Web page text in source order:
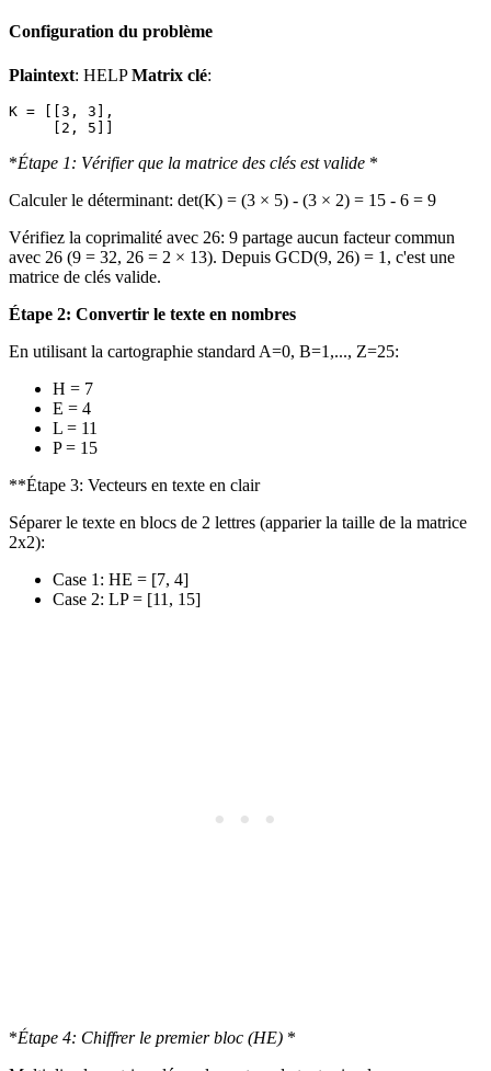
Configuration du problème
Plaintext: HELPMatrix clé:
K = [[3, 3],
*Étape 1: Vérifier que la matrice des clés est valide *
Calculer le déterminant: det(K) = (3 × 5) - (3 × 2) = 15 - 6 = 9
Vérifiez la coprimalité avec 26: 9 partage aucun facteur commun
avec 26 (9 = 32, 26 = 2 × 13). Depuis GCD(9, 26) = 1, c'est une
matrice de clés valide.
Étape 2: Convertir le texte en nombres
En utilisant la cartographie standard A=0, B=1,..., Z=25:
H = 7
E = 4
L = 11
P = 15
**Étape 3: Vecteurs en texte en clair
Séparer le texte en blocs de 2 lettres (apparier la taille de la matrice
2x2):
Case 1: HE = [7, 4]
Case 2: LP = [11, 15]
*Étape 4: Chiffrer le premier bloc (HE) *